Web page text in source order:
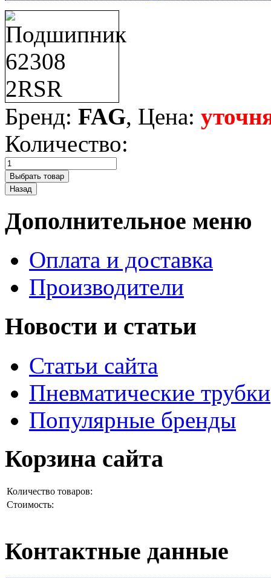
Бренд: FAG, Цена:
Количество:
Дополнительное меню
Оплата и доставка
Производители
Новости и статьи
Статьи сайта
Пневматические трубки
Популярные бренды
Корзина сайта
Количество товаров:
Стоимость:
Контактные данные